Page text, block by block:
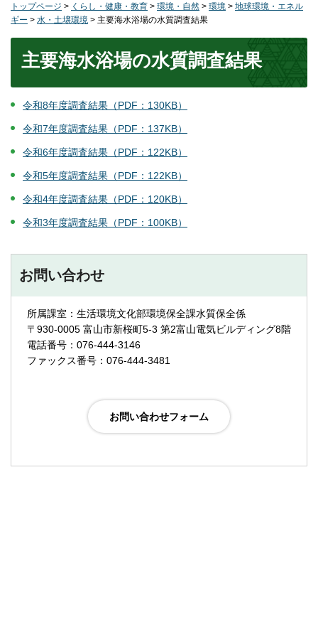
トップページ > くらし・健康・教育 > 環境・自然 > 環境 > 地球環境・エネル
ギー > 水・土壌環境 > 主要海水浴場の水質調査結果
主要海水浴場の水質調査結果
令和8年度調査結果（PDF：130KB）
令和7年度調査結果（PDF：137KB）
令和6年度調査結果（PDF：122KB）
令和5年度調査結果（PDF：122KB）
令和4年度調査結果（PDF：120KB）
令和3年度調査結果（PDF：100KB）
お問い合わせ
所属課室：生活環境文化部環境保全課水質保全係
〒930-0005 富山市新桜町5-3 第2富山電気ビルディング8階
電話番号：076-444-3146
ファックス番号：076-444-3481